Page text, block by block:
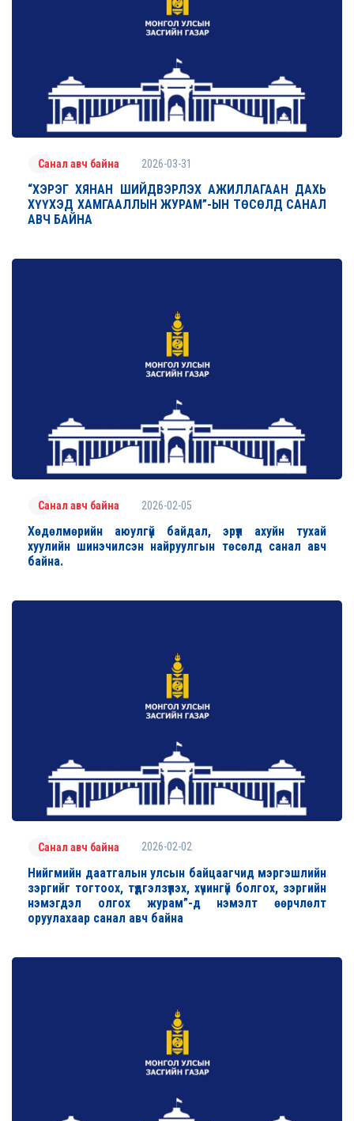
Санал авч байна 2026-03-31
“ХЭРЭГ ХЯНАН ШИЙДВЭРЛЭХ АЖИЛЛАГААН ДАХЬ
ХҮҮХЭД ХАМГААЛЛЫН ЖУРАМ”-ЫН ТӨСӨЛД САНАЛ
АВЧ БАЙНА
Санал авч байна 2026-02-05
Хөдөлмөрийн аюулгүй байдал, эрүүл ахуйн тухай
хуулийн шинэчилсэн найруулгын төсөлд санал авч
байна.
Санал авч байна 2026-02-02
Нийгмийн даатгалын улсын байцаагчид мэргэшлийн
зэргийг тогтоох, түдгэлзүүлэх, хүчингүй болгох, зэргийн
нэмэгдэл олгох журам”-д нэмэлт өөрчлөлт
оруулахаар санал авч байна